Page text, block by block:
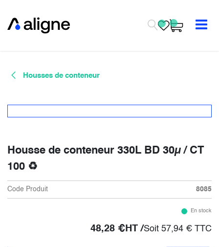
Housses de conteneur
Housse de conteneur 330L BD 30µ / CT
100 ♻
Code Produit 8085
En stock
48,28 €HT /Soit 57,94 € TTC